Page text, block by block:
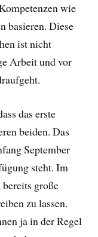
wie
basieren. Diese
ist nicht
Arbeit und vor
das erste
beiden. Das
September
steht. Im
große
zu lassen.
ja in der Regel